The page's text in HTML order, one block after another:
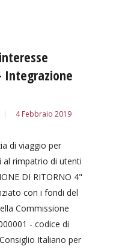
Integrazione
4 Febbraio 2019
di viaggio per
al rimpatrio di utenti
DI RITORNO 4"
con i fondi del
Commissione
- codice di
Italiano per